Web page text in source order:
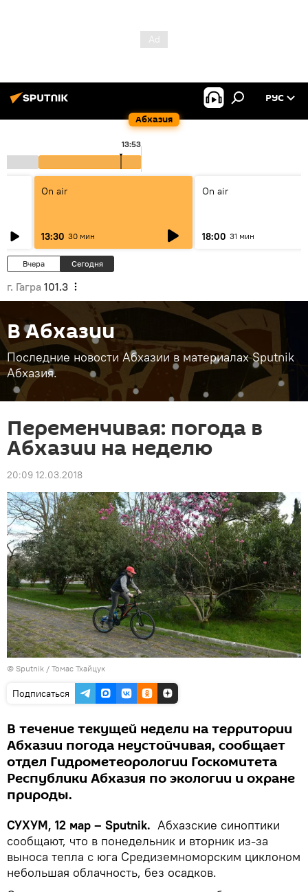
Абхазия
РУС
13:53
On air
13:30 30 мин
On air
18:00 31 мин
Вчера Сегодня
г. Гагра 101.3
В Абхазии
Последние новости Абхазии в материалах Sputnik
Абхазия.
Переменчивая: погода в
Абхазии на неделю
20:09 12.03.2018
© Sputnik / Томас Тхайцук
Подписаться
В течение текущей недели на территории
Абхазии погода неустойчивая, сообщает
отдел Гидрометеорологии Госкомитета
Республики Абхазия по экологии и охране
природы.
СУХУМ, 12 мар – Sputnik. Абхазские синоптики
сообщают, что в понедельник и вторник из-за
выноса тепла с юга Средиземноморским циклоном
небольшая облачность, без осадков.